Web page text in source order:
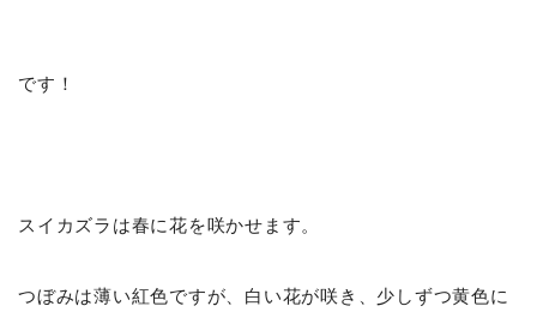
です！
スイカズラは春に花を咲かせます。
つぼみは薄い紅色ですが、白い花が咲き、少しずつ黄色に